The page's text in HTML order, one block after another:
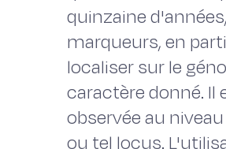
quinzaine
marqueurs, en
localiser sur le
caractère donné. Il
observée au
ou tel locus.